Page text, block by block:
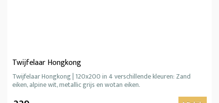
Twijfelaar Hongkong
Twijfelaar Hongkong | 120x200 in 4 verschillende kleuren: Zand
eiken, alpine wit, metallic grijs en wotan eiken.